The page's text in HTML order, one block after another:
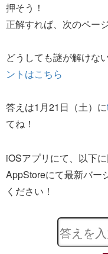
押そう！
正解すれば、次のペー
どうしても謎が解けな
ントはこちら
答えは1月21日（土）に
てね！
iOSアプリにて、以下
AppStoreにて最新バー
ください！